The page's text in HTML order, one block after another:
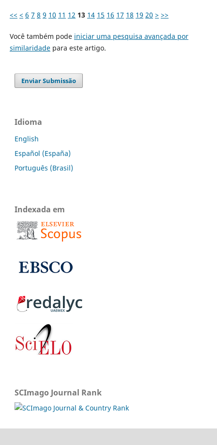
<< < 6 7 8 9 10 11 12 13 14 15 16 17 18 19 20 > >>
Você também pode iniciar uma pesquisa avançada por
similaridadepara este artigo.
Enviar Submissão
Idioma
English
Español (España)
Português (Brasil)
Indexada em
SCImago Journal Rank